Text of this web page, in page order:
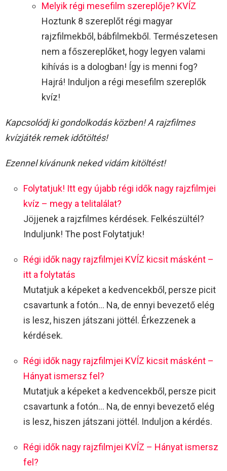
Melyik régi mesefilm szereplője? KVÍZ
Hoztunk 8 szereplőt régi magyar
rajzfilmekből, bábfilmekből. Természetesen
nem a főszereplőket, hogy legyen valami
kihívás is a dologban! Így is menni fog?
Hajrá! Induljon a régi mesefilm szereplők
kvíz!
Kapcsolódj ki gondolkodás közben! A rajzfilmes
kvízjáték remek időtöltés!
Ezennel kívánunk neked vidám kitöltést!
Folytatjuk! Itt egy újabb régi idők nagy rajzfilmjei
kvíz – megy a telitalálat?
Jöjjenek a rajzfilmes kérdések. Felkészültél?
Induljunk! The post Folytatjuk!
Régi idők nagy rajzfilmjei KVÍZ kicsit másként –
itt a folytatás
Mutatjuk a képeket a kedvencekből, persze picit
csavartunk a fotón… Na, de ennyi bevezető elég
is lesz, hiszen játszani jöttél. Érkezzenek a
kérdések.
Régi idők nagy rajzfilmjei KVÍZ kicsit másként –
Hányat ismersz fel?
Mutatjuk a képeket a kedvencekből, persze picit
csavartunk a fotón… Na, de ennyi bevezető elég
is lesz, hiszen játszani jöttél. Induljon a kérdés.
Régi idők nagy rajzfilmjei KVÍZ – Hányat ismersz
fel?